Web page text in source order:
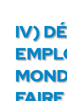
IV)